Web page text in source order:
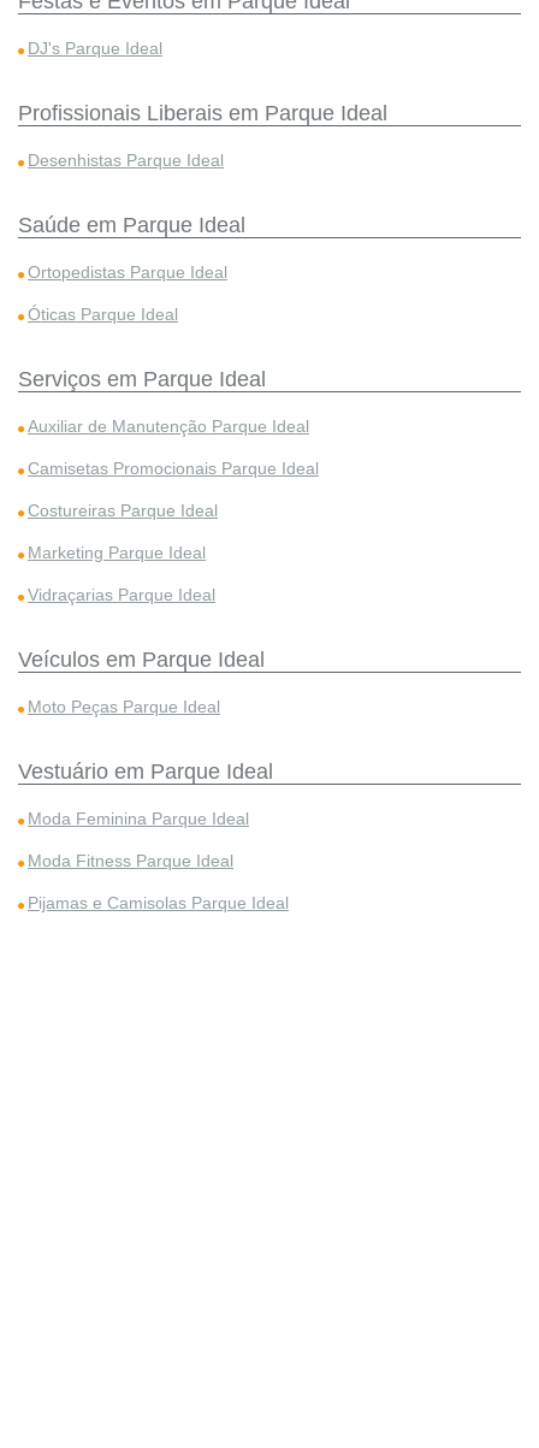
DJ's Parque Ideal
Profissionais Liberais em Parque Ideal
Desenhistas Parque Ideal
Saúde em Parque Ideal
Ortopedistas Parque Ideal
Óticas Parque Ideal
Serviços em Parque Ideal
Auxiliar de Manutenção Parque Ideal
Camisetas Promocionais Parque Ideal
Costureiras Parque Ideal
Marketing Parque Ideal
Vidraçarias Parque Ideal
Veículos em Parque Ideal
Moto Peças Parque Ideal
Vestuário em Parque Ideal
Moda Feminina Parque Ideal
Moda Fitness Parque Ideal
Pijamas e Camisolas Parque Ideal